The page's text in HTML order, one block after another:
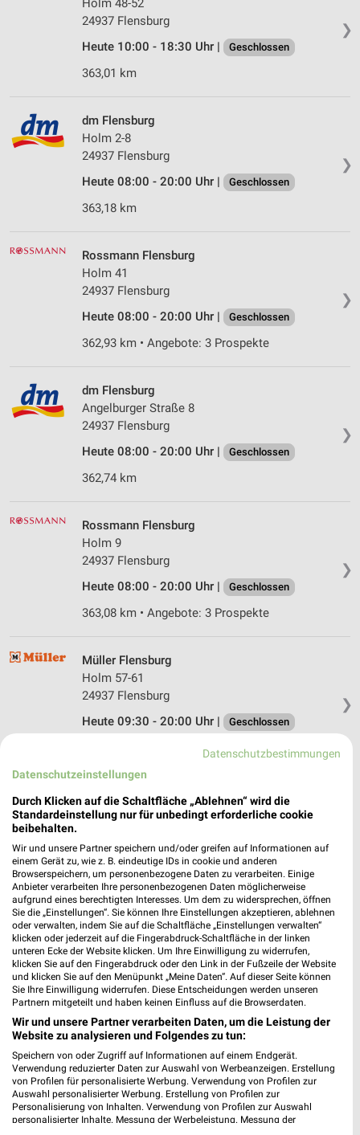
❯
Holm 48-52
24937 Flensburg
Heute 10:00 - 18:30 Uhr |
Geschlossen
363,01 km
❯
dm Flensburg
Holm 2-8
24937 Flensburg
Heute 08:00 - 20:00 Uhr |
Geschlossen
363,18 km
❯
Rossmann Flensburg
Holm 41
24937 Flensburg
Heute 08:00 - 20:00 Uhr |
Geschlossen
362,93 km • Angebote: 3 Prospekte
❯
dm Flensburg
Angelburger Straße 8
24937 Flensburg
Heute 08:00 - 20:00 Uhr |
Geschlossen
362,74 km
❯
Rossmann Flensburg
Holm 9
24937 Flensburg
Heute 08:00 - 20:00 Uhr |
Geschlossen
363,08 km • Angebote: 3 Prospekte
❯
Müller Flensburg
Holm 57-61
24937 Flensburg
Heute 09:30 - 20:00 Uhr |
Geschlossen
362,78 km • Angebote: 4 Prospekte
Rossmann Flensburg
Hochfelder Landstr. 21
Heute 07:00 - 21:00 Uhr | Öffnet in 33 Min.
360,41 km • Angebote: 3 Prospekte
Rossmann Flensburg
Mürwiker Str. 89
24943 Flensburg
Heute 08:00 - 21:00 Uhr | Geschlossen
363,37 km • Angebote: 3 Prospekte
dm Flensburg
Schottweg 94
24944 Flensburg
Heute 08:00 - 20:00 Uhr | Geschlossen
Datenschutzbestimmungen
Datenschutzeinstellungen
Durch Klicken auf die Schaltfläche „Ablehnen“ wird die
Standardeinstellung nur für unbedingt erforderliche cookie
beibehalten.
Wir und unsere Partner speichern und/oder greifen auf Informationen auf
einem Gerät zu, wie z. B. eindeutige IDs in cookie und anderen
Browserspeichern, um personenbezogene Daten zu verarbeiten. Einige
Anbieter verarbeiten Ihre personenbezogenen Daten möglicherweise
aufgrund eines berechtigten Interesses. Um dem zu widersprechen, öffnen
Sie die „Einstellungen“. Sie können Ihre Einstellungen akzeptieren, ablehnen
oder verwalten, indem Sie auf die Schaltfläche „Einstellungen verwalten“
klicken oder jederzeit auf die Fingerabdruck-Schaltfläche in der linken
unteren Ecke der Website klicken. Um Ihre Einwilligung zu widerrufen,
klicken Sie auf den Fingerabdruck oder den Link in der Fußzeile der Website
und klicken Sie auf den Menüpunkt „Meine Daten“. Auf dieser Seite können
Sie Ihre Einwilligung widerrufen. Diese Entscheidungen werden unseren
Partnern mitgeteilt und haben keinen Einfluss auf die Browserdaten.
Wir und unsere Partner verarbeiten Daten, um die Leistung der
Website zu analysieren und Folgendes zu tun:
Speichern von oder Zugriff auf Informationen auf einem Endgerät.
Verwendung reduzierter Daten zur Auswahl von Werbeanzeigen. Erstellung
von Profilen für personalisierte Werbung. Verwendung von Profilen zur
Auswahl personalisierter Werbung. Erstellung von Profilen zur
Personalisierung von Inhalten. Verwendung von Profilen zur Auswahl
personalisierter Inhalte. Messung der Werbeleistung. Messung der